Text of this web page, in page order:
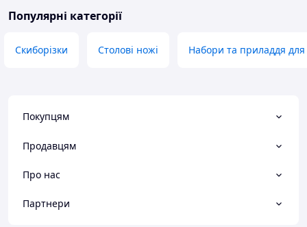
Популярні категорії
Скиборізки Столові ножі Набори та приладдя для
Покупцям
Продавцям
Про нас
Партнери